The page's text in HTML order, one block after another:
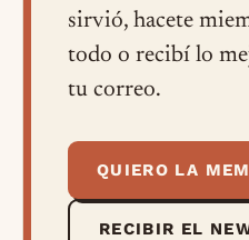
sirvió, hacete
todo o recibí lo
tu correo.
QUIERO LA
RECIBIR EL